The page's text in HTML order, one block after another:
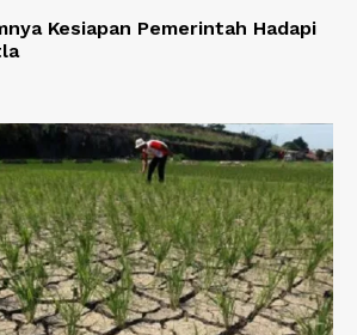
Kesiapan Pemerintah Hadapi